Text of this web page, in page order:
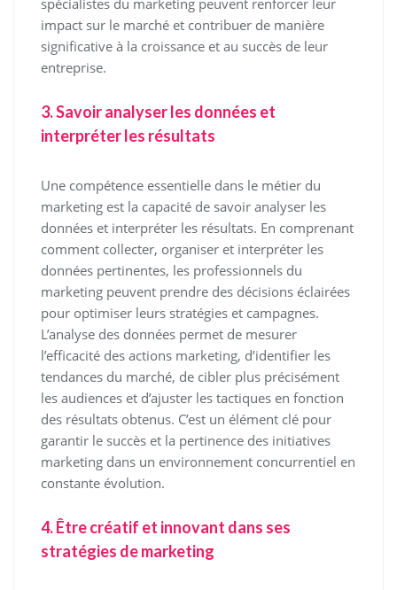
impact sur le marché et contribuer de manière
significative à la croissance et au succès de leur
entreprise.
3. Savoir analyser les données et
interpréter les résultats
Une compétence essentielle dans le métier du
marketing est la capacité de savoir analyser les
données et interpréter les résultats. En comprenant
comment collecter, organiser et interpréter les
données pertinentes, les professionnels du
marketing peuvent prendre des décisions éclairées
pour optimiser leurs stratégies et campagnes.
L’analyse des données permet de mesurer
l’efficacité des actions marketing, d’identifier les
tendances du marché, de cibler plus précisément
les audiences et d’ajuster les tactiques en fonction
des résultats obtenus. C’est un élément clé pour
garantir le succès et la pertinence des initiatives
marketing dans un environnement concurrentiel en
constante évolution.
4. Être créatif et innovant dans ses
stratégies de marketing